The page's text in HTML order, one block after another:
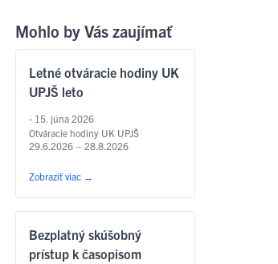
Mohlo by Vás zaujímať
Letné otváracie hodiny UK
UPJŠ leto
- 15. júna 2026
Otváracie hodiny UK UPJŠ
29.6.2026 – 28.8.2026
Zobraziť viac →
Bezplatný skúšobný
prístup k časopisom